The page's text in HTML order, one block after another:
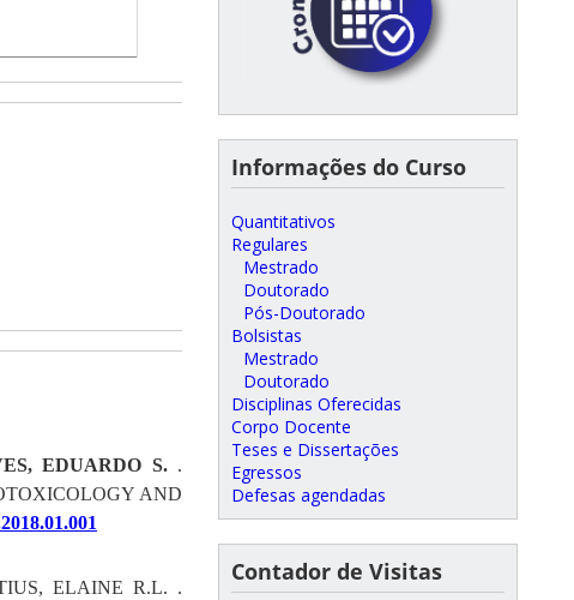
EDUARDO S..
AND
ELAINE R.L. .
Informações do Curso
Quantitativos
Regulares
Mestrado
Doutorado
Pós-Doutorado
Bolsistas
Mestrado
Doutorado
Disciplinas Oferecidas
Corpo Docente
Teses e Dissertações
Egressos
Defesas agendadas
Contador de Visitas